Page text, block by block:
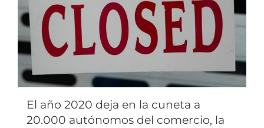
El año 2020 deja en la cuneta a
20.000 autónomos del comercio, la